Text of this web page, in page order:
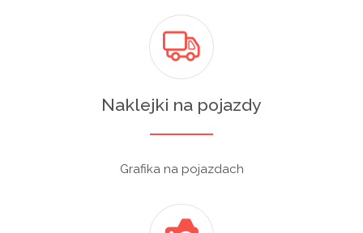
Naklejki na pojazdy
Grafika na pojazdach